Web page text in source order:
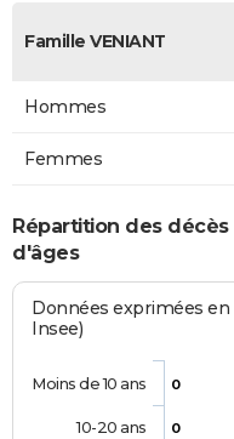
Famille VENIANT
Hommes
Femmes
Répartition des décès
d'âges
Données exprimées en
Insee)
0
0
Moins de 10 ans
10-20 ans